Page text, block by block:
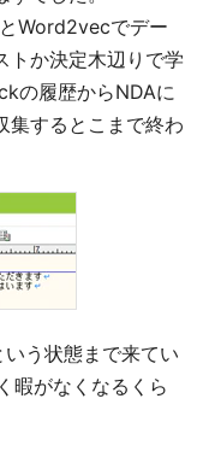
Word2vecでデー
トか決定木辺りで学
の履歴からNDAに
集するとこまで終わ
う状態まで来てい
暇がなくなるくら